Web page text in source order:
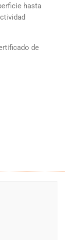
hasta
de